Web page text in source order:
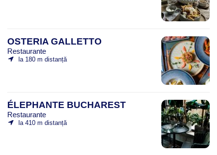
OSTERIA GALLETTO
Restaurante
la 180 m distanță
ÉLEPHANTE BUCHAREST
Restaurante
la 410 m distanță